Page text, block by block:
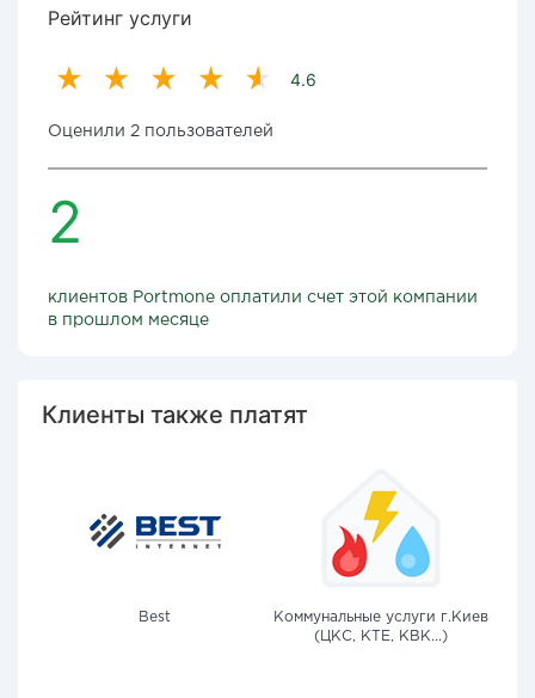
Рейтинг услуги
4.6
Оценили 2 пользователей
2
клиентов Portmone оплатили счет этой компании
в прошлом месяце
Клиенты также платят
Best
Коммунальные услуги г.Киев
(ЦКС, КТЕ, КВК...)